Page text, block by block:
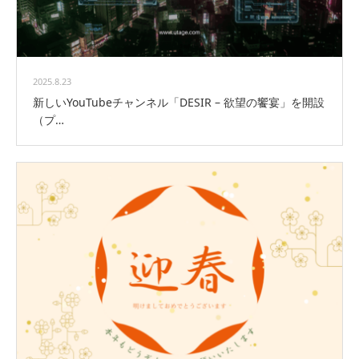
2025.8.23
新しいYouTubeチャンネル「DESIR – 欲望の饗宴」を開設
（プ…